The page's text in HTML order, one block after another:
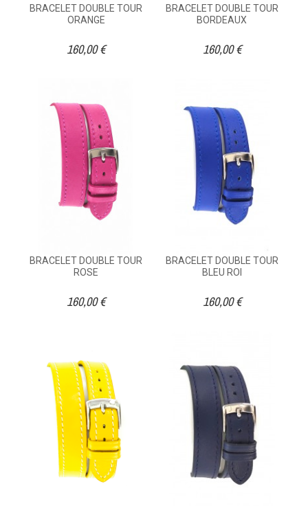
BRACELET DOUBLE TOUR
ORANGE
160,00 €
BRACELET DOUBLE TOUR
BORDEAUX
160,00 €
BRACELET DOUBLE TOUR
ROSE
160,00 €
BRACELET DOUBLE TOUR
BLEU ROI
160,00 €